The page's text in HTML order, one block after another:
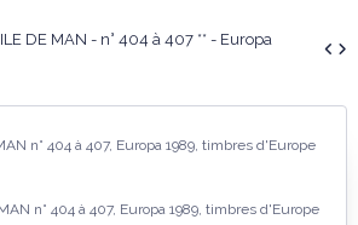
ILE DE MAN - n° 404 à 407 ** - Europa